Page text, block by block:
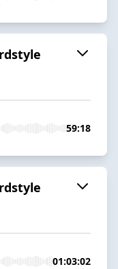
59:18
01:03:02